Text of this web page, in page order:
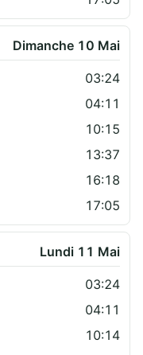
Dimanche 10 Mai
03:24
04:11
10:15
13:37
16:18
17:05
Lundi 11 Mai
03:24
04:11
10:14